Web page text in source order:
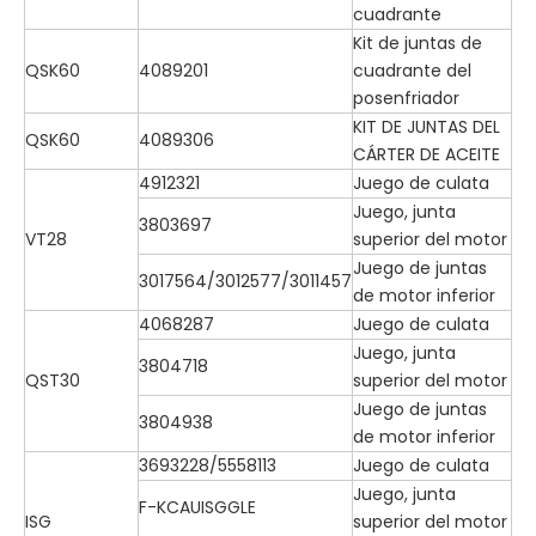
cuadrante
QSK60 4089201
Kit de juntas de
cuadrante del
posenfriador
QSK60
4089306
KIT DE JUNTAS DEL
CÁRTER DE ACEITE
VT28
4912321
Juego de culata
3803697
Juego, junta
superior del motor
3017564/3012577/3011457
Juego de juntas
de motor inferior
QST30
4068287
Juego de culata
3804718
Juego, junta
superior del motor
3804938
Juego de juntas
de motor inferior
ISG
3693228/5558113
Juego de culata
F-KCAUISGGLE
Juego, junta
superior del motor